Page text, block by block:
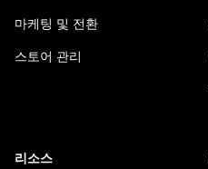
마케팅 및 전환
스토어 관리
리소스